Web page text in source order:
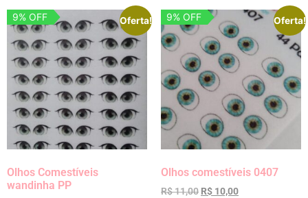
Oferta!
9% OFF
Olhos Comestíveis
wandinha PP
Oferta!
9% OFF
Olhos comestíveis 0407
R$11,00 R$ 10,00